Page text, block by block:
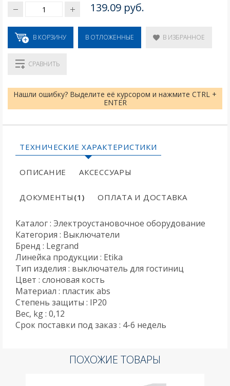
139.09 руб.
В КОРЗИНУ В ОТЛОЖЕННЫЕ В ИЗБРАННОЕ
СРАВНИТЬ
Нашли ошибку? Выделите её курсором и нажмите CTRL +
ENTER
ТЕХНИЧЕСКИЕ ХАРАКТЕРИСТИКИ
ОПИСАНИЕ АКСЕССУАРЫ
ДОКУМЕНТЫ (1) ОПЛАТА И ДОСТАВКА
Каталог : Электроустановочное оборудование
Категория : Выключатели
Бренд : Legrand
Линейка продукции : Etika
Тип изделия : выключатель для гостиниц
Цвет : слоновая кость
Материал : пластик abs
Степень защиты : IP20
Вес, kg : 0,12
Срок поставки под заказ : 4-6 недель
ПОХОЖИЕ ТОВАРЫ